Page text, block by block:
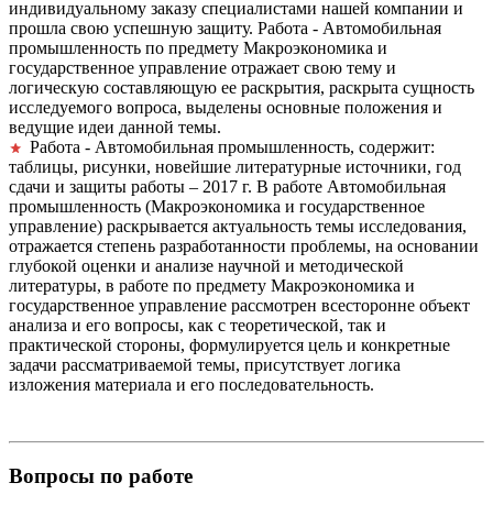
индивидуальному заказу специалистами нашей компании и
прошла свою успешную защиту. Работа - Автомобильная
промышленность по предмету Макроэкономика и
государственное управление отражает свою тему и
логическую составляющую ее раскрытия, раскрыта сущность
исследуемого вопроса, выделены основные положения и
ведущие идеи данной темы.
Работа - Автомобильная промышленность, содержит:
таблицы, рисунки, новейшие литературные источники, год
сдачи и защиты работы – 2017 г. В работе Автомобильная
промышленность (Макроэкономика и государственное
управление) раскрывается актуальность темы исследования,
отражается степень разработанности проблемы, на основании
глубокой оценки и анализе научной и методической
литературы, в работе по предмету Макроэкономика и
государственное управление рассмотрен всесторонне объект
анализа и его вопросы, как с теоретической, так и
практической стороны, формулируется цель и конкретные
задачи рассматриваемой темы, присутствует логика
изложения материала и его последовательность.
Вопросы по работе